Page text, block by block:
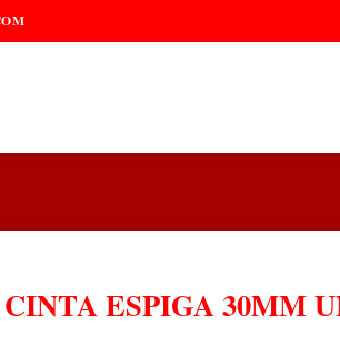
CINTA ESPIGA 30MM